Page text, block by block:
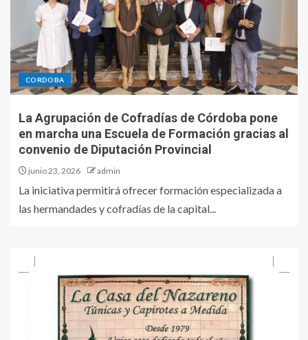
CORDOBA
La Agrupación de Cofradías de Córdoba pone
en marcha una Escuela de Formación gracias al
convenio de Diputación Provincial
junio 23, 2026 admin
La iniciativa permitirá ofrecer formación especializada a
las hermandades y cofradías de la capital...